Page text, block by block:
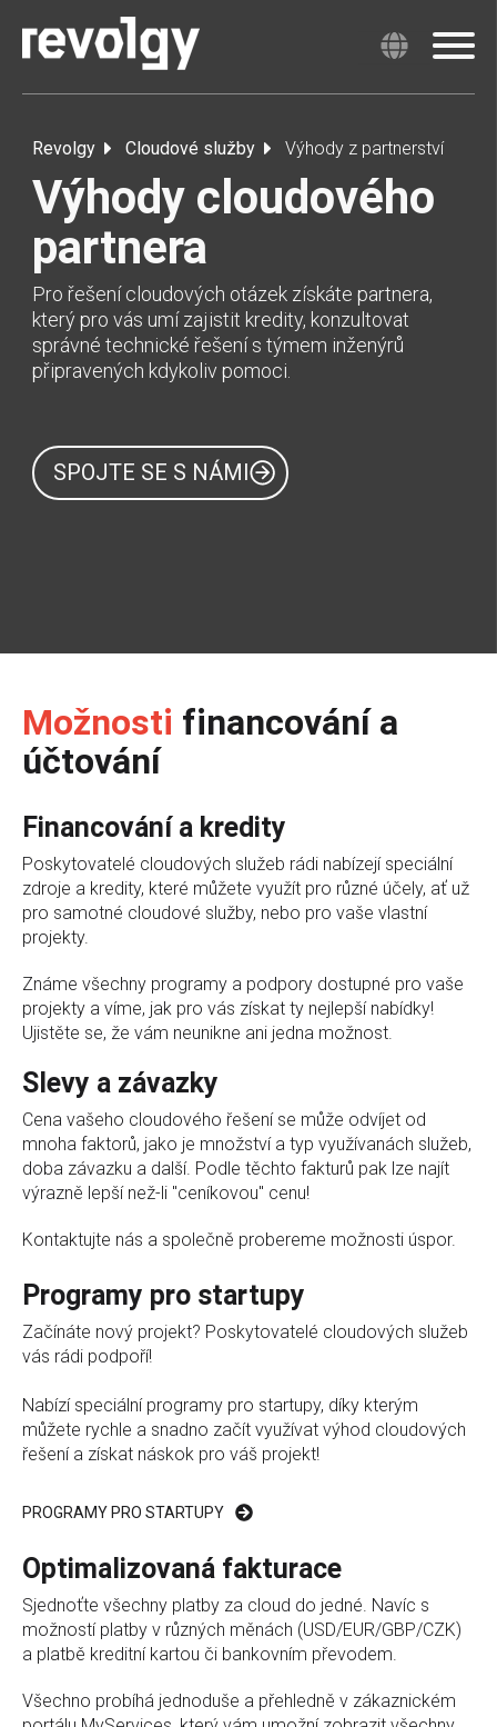
Revolgy Cloudové služby Výhody z partnerství
Výhody cloudového
partnera
Pro řešení cloudových otázek získáte partnera,
který pro vás umí zajistit kredity, konzultovat
správné technické řešení s týmem inženýrů
připravených kdykoliv pomoci.
SPOJTE SE S NÁMI
Možnosti financování a
účtování
Financování a kredity
Poskytovatelé cloudových služeb rádi nabízejí speciální
zdroje a kredity, které můžete využít pro různé účely, ať už
pro samotné cloudové služby, nebo pro vaše vlastní
projekty.
Známe všechny programy a podpory dostupné pro vaše
projekty a víme, jak pro vás získat ty nejlepší nabídky!
Ujistěte se, že vám neunikne ani jedna možnost.
Slevy a závazky
Cena vašeho cloudového řešení se může odvíjet od
mnoha faktorů, jako je množství a typ využívanách služeb,
doba závazku a další. Podle těchto fakturů pak lze najít
výrazně lepší než-li "ceníkovou" cenu!
Kontaktujte nás a společně probereme možnosti úspor.
Programy pro startupy
Začínáte nový projekt? Poskytovatelé cloudových služeb
vás rádi podpoří!
Nabízí speciální programy pro startupy, díky kterým
můžete rychle a snadno začít využívat výhod cloudových
řešení a získat náskok pro váš projekt!
PROGRAMY PRO STARTUPY
Optimalizovaná fakturace
Sjednoťte všechny platby za cloud do jedné. Navíc s
možností platby v různých měnách (USD/EUR/GBP/CZK)
a platbě kreditní kartou či bankovním převodem.
Všechno probíhá jednoduše a přehledně v zákaznickém